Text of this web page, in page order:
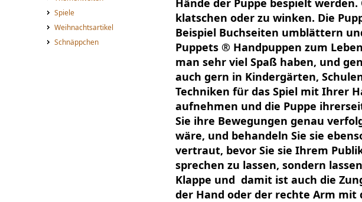
Spiele
Weihnachtsartikel
Schnäppchen
klatschen oder zu winken. Die
Beispiel Buchseiten umblättern
Puppets ® Handpuppen zum
man sehr viel Spaß haben, und
auch gern in Kindergärten,
Techniken für das Spiel mit Ihrer
aufnehmen und die Puppe
Sie ihre Bewegungen genau
wäre, und behandeln Sie sie
vertraut, bevor Sie sie Ihrem
sprechen zu lassen, sondern
Klappe und damit ist auch die
der Hand oder der rechte Arm mit